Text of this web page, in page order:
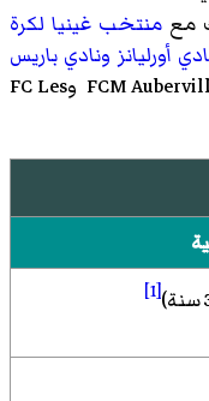
معمنتخب غينيا لكرة
أورليانز ونادي باريس
وFC Les
[1]